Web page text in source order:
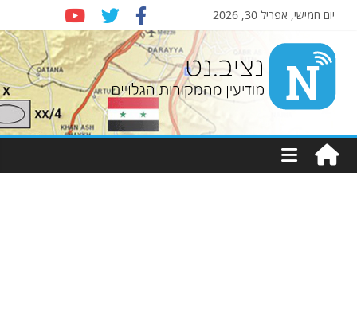
יום חמישי, אפריל 30, 2026
Nziv.net
מודיעין
מהמקורות